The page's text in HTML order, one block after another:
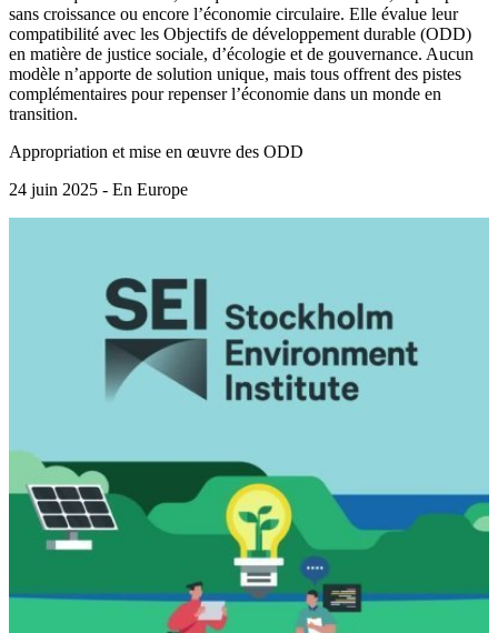
sans croissance ou encore l’économie circulaire. Elle évalue leur
compatibilité avec les Objectifs de développement durable (ODD)
en matière de justice sociale, d’écologie et de gouvernance. Aucun
modèle n’apporte de solution unique, mais tous offrent des pistes
complémentaires pour repenser l’économie dans un monde en
transition.
Appropriation et mise en œuvre des ODD
24 juin 2025 - En Europe